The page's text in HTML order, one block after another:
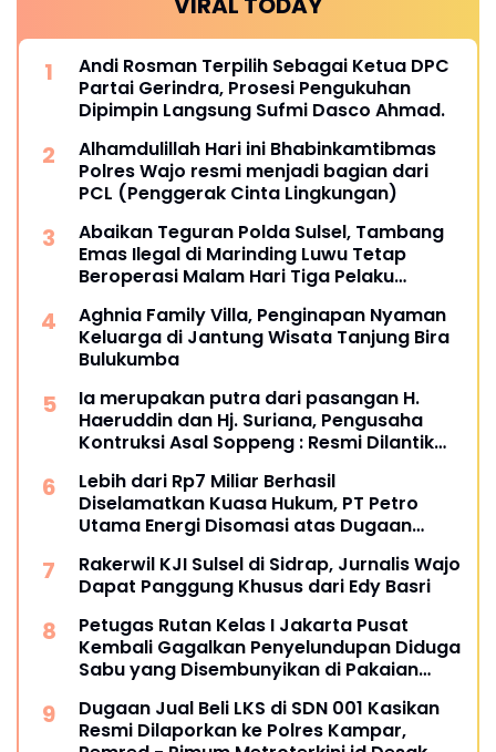
Andi Rosman Terpilih Sebagai Ketua DPC
Partai Gerindra, Prosesi Pengukuhan
Dipimpin Langsung Sufmi Dasco Ahmad.
Alhamdulillah Hari ini Bhabinkamtibmas
Polres Wajo resmi menjadi bagian dari
PCL (Penggerak Cinta Lingkungan)
Abaikan Teguran Polda Sulsel, Tambang
Emas Ilegal di Marinding Luwu Tetap
Beroperasi Malam Hari Tiga Pelaku
Aghnia Family Villa, Penginapan Nyaman
Keluarga di Jantung Wisata Tanjung Bira
Bulukumba
Ia merupakan putra dari pasangan H.
Haeruddin dan Hj. Suriana, Pengusaha
Kontruksi Asal Soppeng : Resmi Dilantik
Lebih dari Rp7 Miliar Berhasil
Diselamatkan Kuasa Hukum, PT Petro
Utama Energi Disomasi atas Dugaan
Rakerwil KJI Sulsel di Sidrap, Jurnalis Wajo
Dapat Panggung Khusus dari Edy Basri
Petugas Rutan Kelas I Jakarta Pusat
Kembali Gagalkan Penyelundupan Diduga
Sabu yang Disembunyikan di Pakaian
Dugaan Jual Beli LKS di SDN 001 Kasikan
Resmi Dilaporkan ke Polres Kampar,